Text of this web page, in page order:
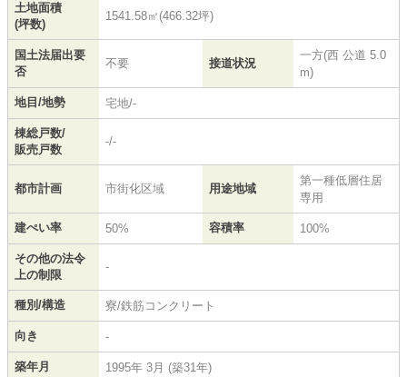
土地面積
(坪数)
1541.58㎡(466.32坪)
国土法届出要
否
不要 接道状況
一方(西 公道 5.0
m)
地目/地勢 宅地/-
棟総戸数/
販売戸数
-/-
都市計画 市街化区域 用途地域
第一種低層住居
専用
建ぺい率 50% 容積率 100%
その他の法令
上の制限
-
種別/構造 寮/鉄筋コンクリート
向き -
築年月 1995年 3月 (築31年)